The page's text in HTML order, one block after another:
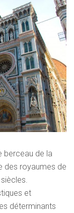
berceau de la
des royaumes de
et
déterminants